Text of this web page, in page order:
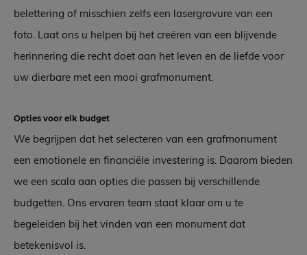
belettering of misschien zelfs een lasergravure van een
foto. Laat ons u helpen bij het creëren van een blijvende
herinnering die recht doet aan het leven en de liefde voor
uw dierbare met een mooi grafmonument.
Opties voor elk budget
We begrijpen dat het selecteren van een grafmonument
een emotionele en financiële investering is. Daarom bieden
we een scala aan opties die passen bij verschillende
budgetten. Ons ervaren team staat klaar om u te
begeleiden bij het vinden van een monument dat
betekenisvol is.